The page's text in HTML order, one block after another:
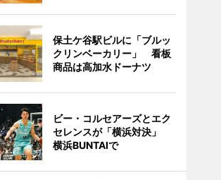
保土ケ谷駅ビルに「ブルッ
クリンベーカリー」 看板
商品は高加水ドーナツ
ビー・コルセアーズとエク
セレンスが「横浜対決」
横浜BUNTAIで